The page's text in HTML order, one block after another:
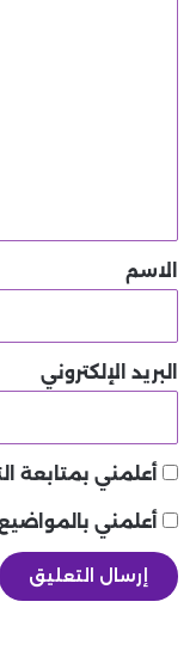
*الاسم
البريد الإلكتروني
أعلمني بمتابعة
أعلمني